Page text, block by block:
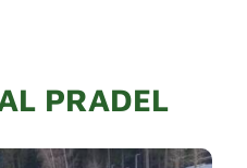
PRADEL